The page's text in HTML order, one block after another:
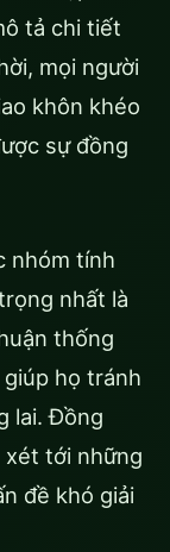
tả chi tiết
mọi người
khôn khéo
sự đồng
nhóm tính
nhất là
thống
họ tránh
lai. Đồng
xét tới những
đề khó giải